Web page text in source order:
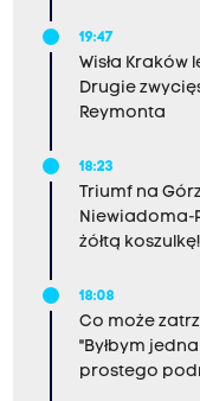
19:47
Wisła Kraków
Drugie
Reymonta
18:23
Triumf na
Niewiadoma-
żółtą koszulkę!
18:08
Co może
"Byłbym
prostego